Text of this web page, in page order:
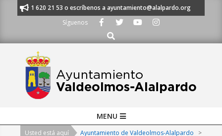
al 91 620 21 53 o escríbenos a ayuntamiento@alalpardo.org
Síguenos
Buscar
Navigation
MENU
Usted está aquí Ayuntamiento de Valdeolmos-Alalpardo
>